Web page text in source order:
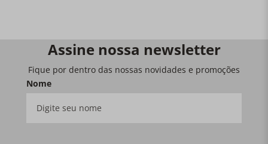
Assine nossa newsletter
Fique por dentro das nossas novidades e promoções
Nome